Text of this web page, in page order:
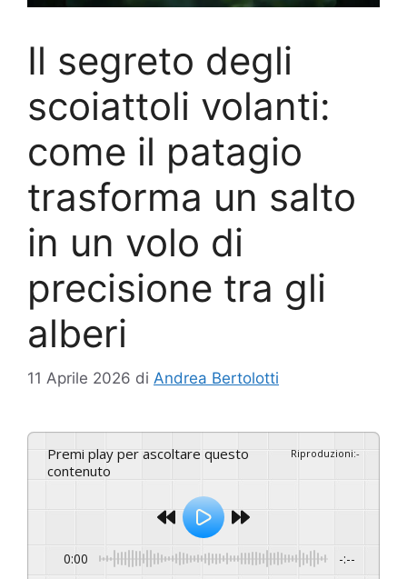
Il segreto degli
scoiattoli volanti:
come il patagio
trasforma un salto
in un volo di
precisione tra gli
alberi
11 Aprile 2026 di Andrea Bertolotti
Premi play per ascoltare questo
contenuto
Riproduzioni:-
0:00 -:--